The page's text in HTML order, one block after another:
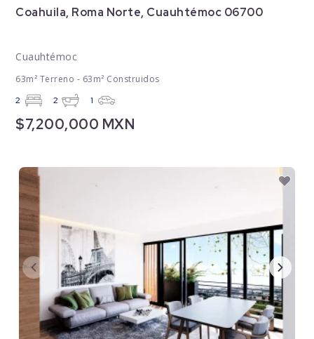
Coahuila, Roma Norte, Cuauhtémoc 06700
Cuauhtémoc
63m² Terreno - 63m² Construidos
2 2 1
$7,200,000 MXN